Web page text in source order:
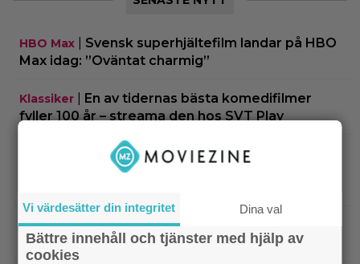
HBO Max
Svensk superhjältefilm landar på HBO
Max idag: ”Oväntat charmig”
Klassiker
En av tidernas bästa komedifilmer
fyller 100 år – streama den hos SVT Play
Kvällens tv-tips: Mat på film har sällan
sett bättre ut än i Pixar-filmen som nominerades
TV-tips|På tv ikväll: 2013 års stora rymdäventyr
fick kritik – halvnaken kvinna stjäl fokus
Vi värdesätter din integritet Dina val
Bättre innehåll och tjänster med hjälp av
cookies